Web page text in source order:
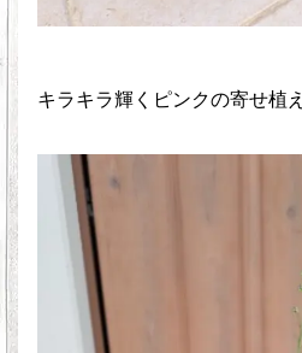
キラキラ輝くピンクの寄せ植え